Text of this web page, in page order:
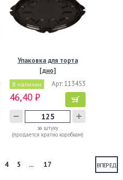
Упаковка для торта
[дно]
d261хh16[d232хh12]…
В наличии Арт: 113453
46,40 ₽
за штуку
(продается кратно коробкам)
ВПЕРЕД
4 5 ... 17